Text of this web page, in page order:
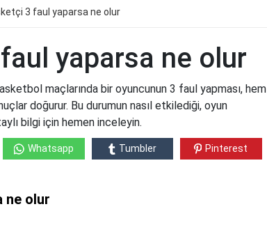
3 faul yaparsa ne olur
yaparsa ne olur
maçlarında bir oyuncunun 3 faul yapması, hem
doğurur. Bu durumun nasıl etkilediği, oyun
bilgi için hemen inceleyin.
Whatsapp Tumbler Pinterest
ne olur